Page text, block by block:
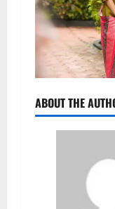
ABOUT THE